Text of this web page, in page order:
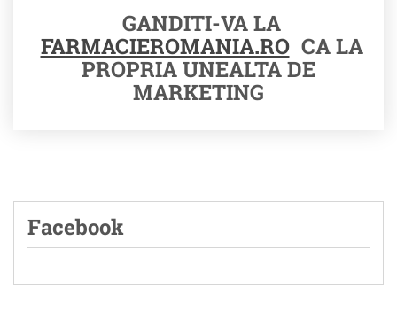
GANDITI-VA LA
FARMACIEROMANIA.RO CA LA
PROPRIA UNEALTA DE
MARKETING
Facebook